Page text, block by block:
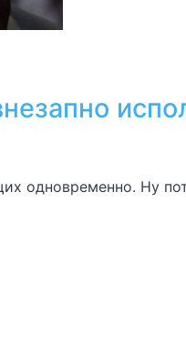
одновременно. Ну